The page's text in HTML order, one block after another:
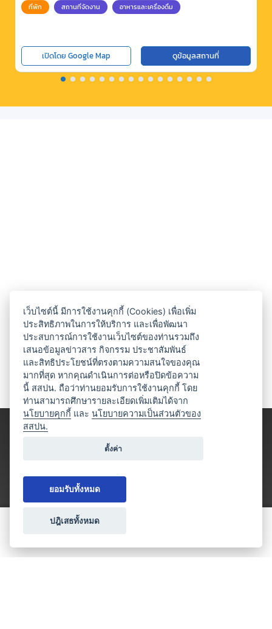
ที่พัก สถานที่จัดงาน อาหารและเครื่องดื่ม
เปิดโดย Google Map ดูข้อมูลสถานที่
ประเภทธุรกิจไมซ์
เว็บไซต์นี้ มีการใช้งานคุกกี้ (Cookies) เพื่อเพิ่ม
ประสิทธิภาพในการให้บริการ และเพื่อพัฒนา
ประสบการณ์การใช้งานเว็บไซต์ของท่านรวมถึง
เสนอข้อมูลข่าวสาร กิจกรรม ประชาสัมพันธ์
และสิทธิประโยชน์ที่ตรงตามความสนใจของคุณ
มากที่สุด หากคุณดำเนินการต่อหรือปิดข้อความ
นี้ สสปน. ถือว่าท่านยอมรับการใช้งานคุกกี้ โดย
ท่านสามารถศึกษารายละเอียดเพิ่มเติมได้จาก
นโยบายคุกกี้ และนโยบายความเป็นส่วนตัวของ
สสปน.
ตั้งค่า
ยอมรับทั้งหมด
ปฎิเสธทั้งหมด